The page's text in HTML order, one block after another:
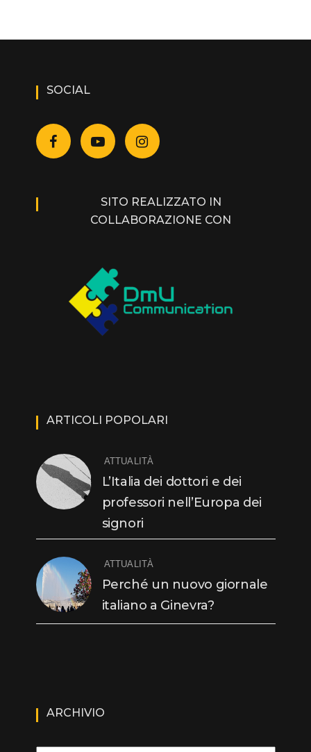
SOCIAL
SITO REALIZZATO IN
COLLABORAZIONE CON
ARTICOLI POPOLARI
ATTUALITÀ
L’Italia dei dottori e dei
professori nell’Europa dei
signori
ATTUALITÀ
Perché un nuovo giornale
italiano a Ginevra?
ARCHIVIO